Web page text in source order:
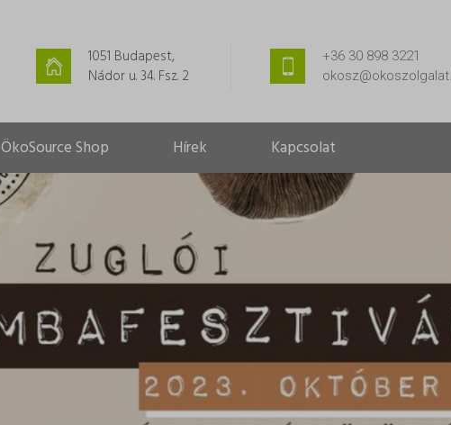
1051 Budapest,
Nádor u. 34. Fsz. 2
+36 30 898 3221
ÖkoSource Shop Hírek Kapcsolat